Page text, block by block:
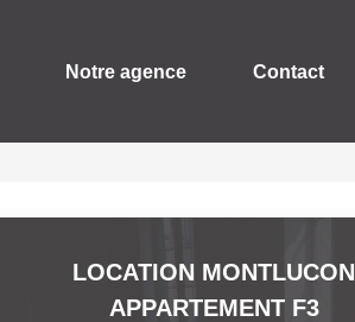
Notre agence Contact
LOCATION MONTLUCON
APPARTEMENT F3